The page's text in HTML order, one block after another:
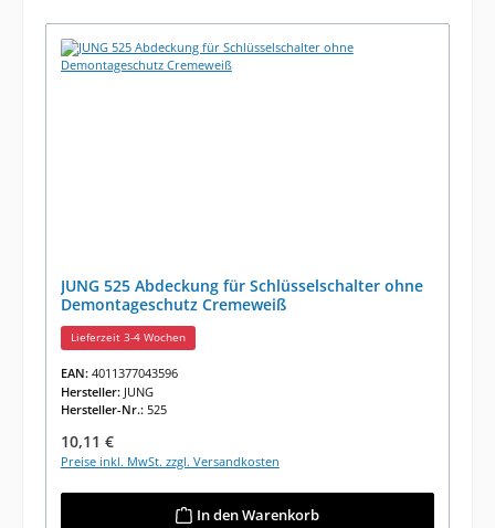
JUNG 525 Abdeckung für Schlüsselschalter ohne
Demontageschutz Cremeweiß
Lieferzeit 3-4 Wochen
EAN: 4011377043596
Hersteller: JUNG
Hersteller-Nr.: 525
Regulärer Preis:
10,11 €
Preise inkl. MwSt. zzgl. Versandkosten
In den Warenkorb